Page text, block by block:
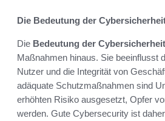
Die Bedeutung der
Die Bedeutung der Cybersicherheit
Maßnahmen hinaus. Sie beeinflusst
Nutzer und die Integrität von
adäquate Schutzmaßnahmen sind
erhöhten Risiko ausgesetzt, Opfer
werden. Gute Cybersecurity ist